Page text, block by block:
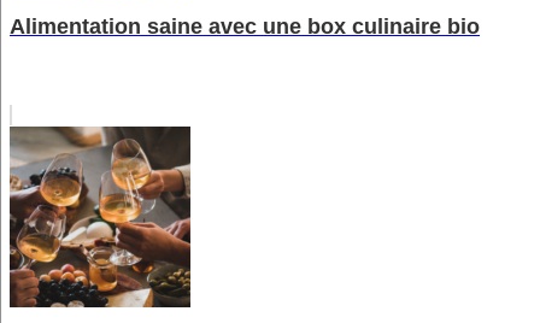
Alimentation saine avec une box culinaire bio